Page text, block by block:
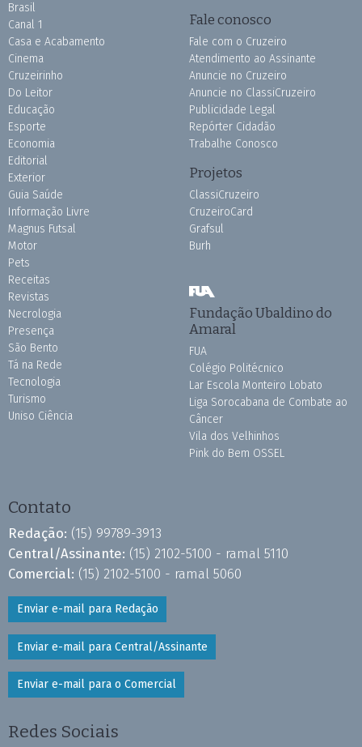
Brasil
Canal 1
Casa e Acabamento
Cinema
Cruzeirinho
Do Leitor
Educação
Esporte
Economia
Editorial
Exterior
Guia Saúde
Informação Livre
Magnus Futsal
Motor
Pets
Receitas
Revistas
Necrologia
Presença
São Bento
Tá na Rede
Tecnologia
Turismo
Uniso Ciência
Fale conosco
Fale com o Cruzeiro
Atendimento ao Assinante
Anuncie no Cruzeiro
Anuncie no ClassiCruzeiro
Publicidade Legal
Repórter Cidadão
Trabalhe Conosco
Projetos
ClassiCruzeiro
CruzeiroCard
Grafsul
Burh
Fundação Ubaldino do
Amaral
FUA
Colégio Politécnico
Lar Escola Monteiro Lobato
Liga Sorocabana de Combate ao
Câncer
Vila dos Velhinhos
Pink do Bem OSSEL
Contato
Redação: (15) 99789-3913
Central/Assinante: (15) 2102-5100 - ramal 5110
Comercial: (15) 2102-5100 - ramal 5060
Enviar e-mail para Redação
Enviar e-mail para Central/Assinante
Enviar e-mail para o Comercial
Redes Sociais